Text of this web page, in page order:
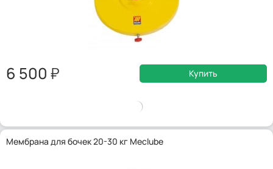
6 500 Купить
Мембрана для бочек 20-30 кг Meclube